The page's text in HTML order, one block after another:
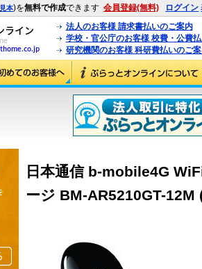
見本)を無料で作成できます 会員登録(無料) ログイン
法人のお客様 請求書払いのご案内
学校・官公庁のお客様 校費・公費
研究機関のお客様 科研費払いのご
日本通信 b-mobile4G
ージ BM-AR5210GT-12M